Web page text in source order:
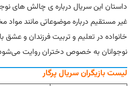
داستان این سریال درباره ی چالش های
غیر مستقیم درباره موضوعاتی مانند
خانواده در تعلیمو تربیت فرزندان و عشق
نوجوانان به خصوص دختران روایت
لیست بازیگران سریال پرگار